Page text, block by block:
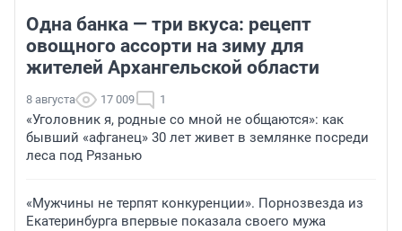
Одна банка — три вкуса: рецепт
овощного ассорти на зиму для
жителей Архангельской области
8 августа 17 009 1
«Уголовник я, родные со мной не общаются»: как
бывший «афганец» 30 лет живет в землянке посреди
леса под Рязанью
«Мужчины не терпят конкуренции». Порнозвезда из
Екатеринбурга впервые показала своего мужа